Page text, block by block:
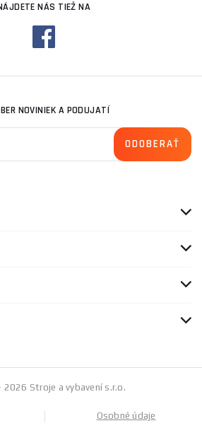
NÁS TIEŽ NA
NOVINIEK A PODUJATÍ
Stroje a vybavení s.r.o.
Osobné údaje